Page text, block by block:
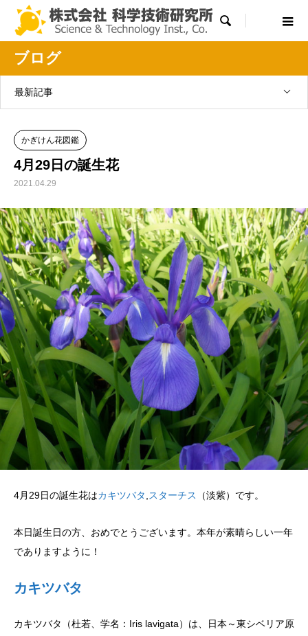

ブログ
最新記事
かぎけん花図鑑
4月29日の誕生花
2021.04.29
4月29日の誕生花はカキツバタ スターチス （淡紫）です。
本日誕生日の方、おめでとうございます。本年が素晴らしい一年
でありますように！
カキツバタ
カキツバタ（杜若、学名：Iris lavigata）は、日本～東シベリア原